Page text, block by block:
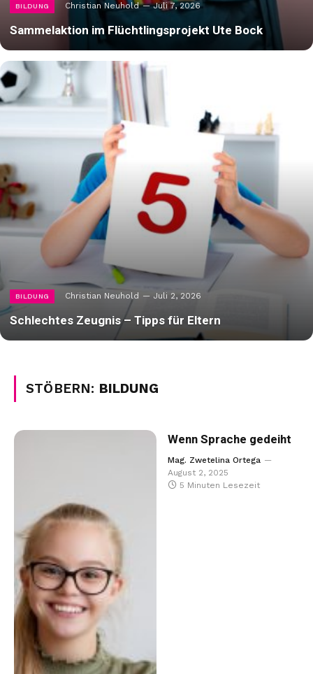
BILDUNG Christian Neuhold Juli 7, 2026
Sammelaktion im Flüchtlingsprojekt Ute Bock
BILDUNG Christian Neuhold Juli 2, 2026
Schlechtes Zeugnis – Tipps für Eltern
STÖBERN: BILDUNG
Wenn Sprache gedeiht
Mag. Zwetelina Ortega
August 2, 2025
5 Minuten Lesezeit